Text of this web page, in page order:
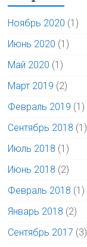
Ноябрь 2020 (1)
Июнь 2020 (1)
Май 2020 (1)
Март 2019 (2)
Февраль 2019 (1)
Сентябрь 2018 (1)
Июль 2018 (1)
Июнь 2018 (2)
Февраль 2018 (1)
Январь 2018 (2)
Сентябрь 2017 (3)